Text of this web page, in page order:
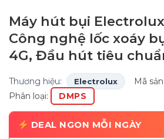
Máy hút bụi Electrolux
Công nghệ lốc xoáy
4G, Đầu hút tiêu
Thương hiệu: Electrolux Mã
Phân loại: DMPS
DEAL NGON MỖI NGÀY